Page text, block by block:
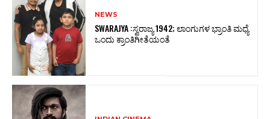
NEWS
SWARAJYA :ಸ್ವರಾಜ್ಯ 1942; ಲಾಂಗುಗಳ ಭ್ರಾಂತಿ ಮಧ್ಯೆ
ಒಂದು ಕ್ರಾಂತಿಗೀತೆಯಂತೆ